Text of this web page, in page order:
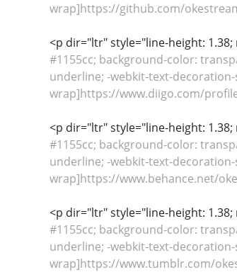
wrap]https://github.com/
<p dir="ltr" style="line-height:
#1155cc; background-color:
underline; -webkit-text-
wrap]https://www.diigo.com/
<p dir="ltr" style="line-height:
#1155cc; background-color:
underline; -webkit-text-
wrap]https://www.behance.net/
<p dir="ltr" style="line-height:
#1155cc; background-color:
underline; -webkit-text-
wrap]https://www.tumblr.com/